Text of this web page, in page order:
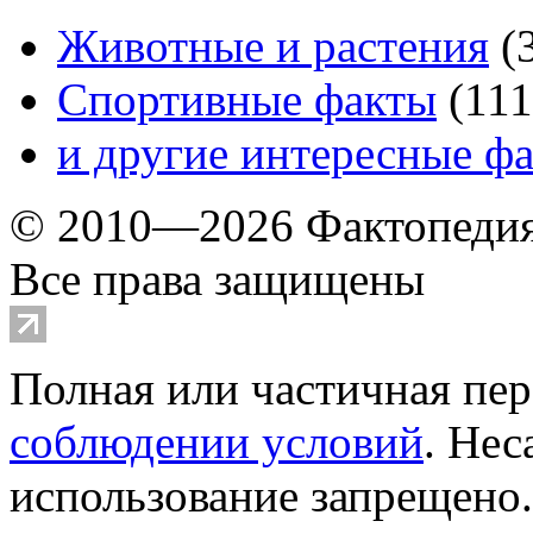
Животные и растения (
Спортивные факты (111
и другие интересные
© 2010—2026
Все права защищены
Полная или частичная
соблюдении условий.
использование